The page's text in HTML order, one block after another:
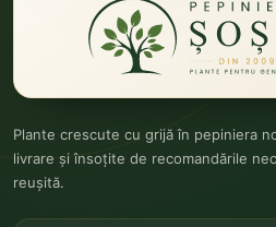
Plante crescute cu grijă în pepiniera
livrare și însoțite de recomandările
reușită.